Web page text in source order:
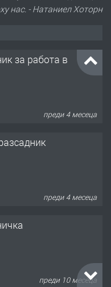
нас. - Натаниел Хоторн
за работа в
преди 4 месеца
преди 4 месеца
преди 10 месеца